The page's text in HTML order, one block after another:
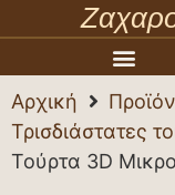
Αρχική
Τρισδιάστατες
Τούρτα 3D